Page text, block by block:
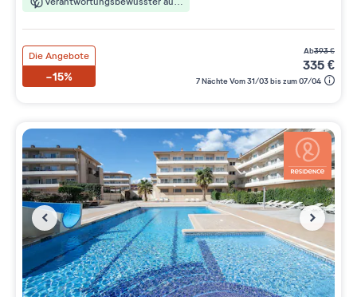
Die Angebote
-15%
ab393€
335€
7 Nächte Vom 31/03 bis zum 07/04